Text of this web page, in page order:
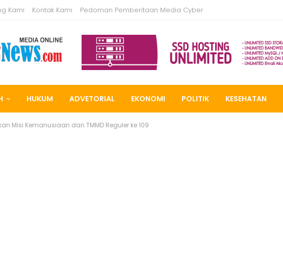
Kami Kontak Kami Pedoman Pemberitaan Media Cyber
HUKUM ADVETORIAL EKONOMI POLITIK KESEHATAN
Misi Kemanusiaan dan TMMD Reguler ke 109